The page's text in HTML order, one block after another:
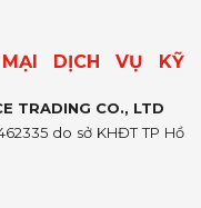
DỊCH VỤ KỸ
TRADING CO., LTD
do sở KHĐT TP Hồ